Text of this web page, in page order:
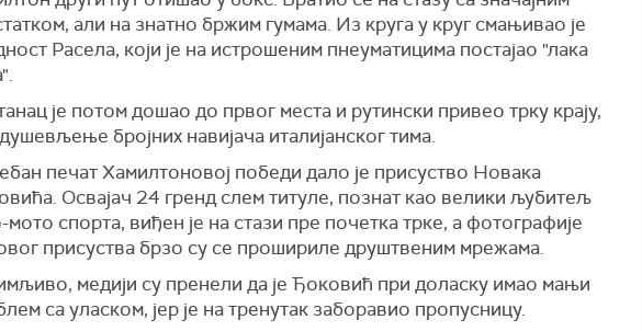
али на знатно бржим гумама. Из круга у круг смањивао је
Расела, који је на истрошеним пнеуматицима постајао "лака
је потом дошао до првог места и рутински привео трку крају,
бројних навијача италијанског тима.
печат Хамилтоновој победи дало је присуство Новака
Освајач 24 гренд слем титуле, познат као велики љубитељ
мото спорта, виђен је на стази пре почетка трке, а фотографије
присуства брзо су се прошириле друштвеним мрежама.
медији су пренели да је Ђоковић при доласку имао мањи
са уласком, јер је на тренутак заборавио пропусницу.